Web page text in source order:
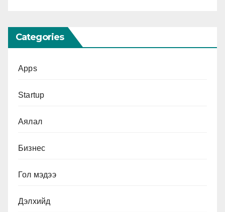
Categories
Apps
Startup
Аялал
Бизнес
Гол мэдээ
Дэлхийд